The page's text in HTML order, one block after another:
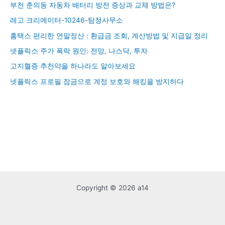
부천 춘의동 자동차 배터리 방전 증상과 교체 방법은?
레고 크리에이터-10246-탐정사무소
홈택스 편리한 연말정산 : 환급금 조회, 계산방법 및 지급일 정리
넷플릭스 주가 폭락 원인: 전망, 나스닥, 투자
고지혈증 추천약을 하나라도 알아보세요
넷플릭스 프로필 잠금으로 계정 보호와 해킹을 방지하다
Copyright © 2026 a14